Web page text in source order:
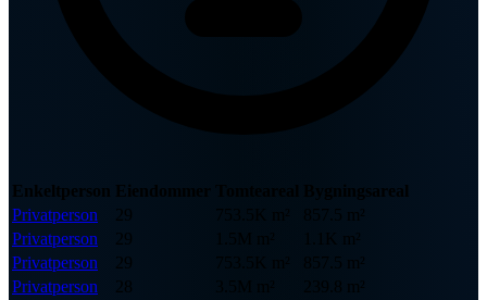
Enkeltperson Eiendommer
Bygningsareal
Privatperson
29
857.5 m²
Privatperson
29
1.1K m²
Privatperson
29
857.5 m²
Privatperson
28
239.8 m²